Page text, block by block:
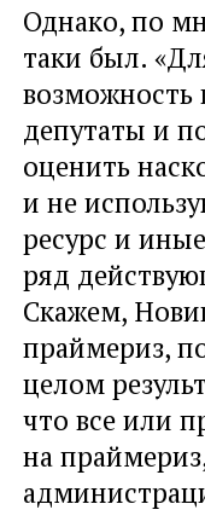
Однако, по
таки был.
возможность
депутаты и
оценить
и не
ресурс и
ряд
Скажем,
праймериз,
целом
что все или
на